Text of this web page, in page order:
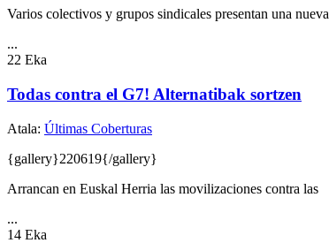
Varios colectivos y grupos sindicales presentan una nueva
...
22 Eka
Todas contra el G7! Alternatibak sortzen
Atala: Últimas Coberturas
{gallery}220619{/gallery}
Arrancan en Euskal Herria las movilizaciones contra las
...
14 Eka